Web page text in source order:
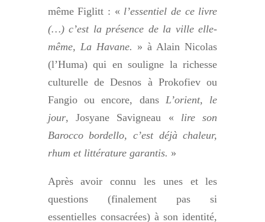
même Figlitt : « l’essentiel de ce livre
(…) c’est la présence de la ville elle-
même, La Havane. » à Alain Nicolas
(l’Huma) qui en souligne la richesse
culturelle de Desnos à Prokofiev ou
Fangio ou encore, dansL’orient, le
jour, Josyane Savigneau « lire son
Barocco bordello, c’est déjà chaleur,
rhum et littérature garantis. »
Après avoir connu les unes et les
questions (finalement pas si
essentielles consacrées) à son identité,